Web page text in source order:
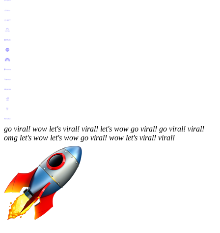
go viral! wow let's viral! viral! let's wow go viral! go viral! viral!
omg let's wow let's wow go viral! wow let's viral! viral!